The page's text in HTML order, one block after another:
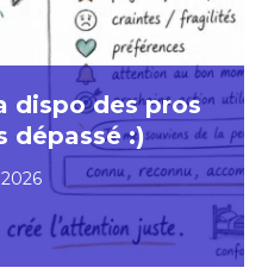
dispo des pros
dépassé :)